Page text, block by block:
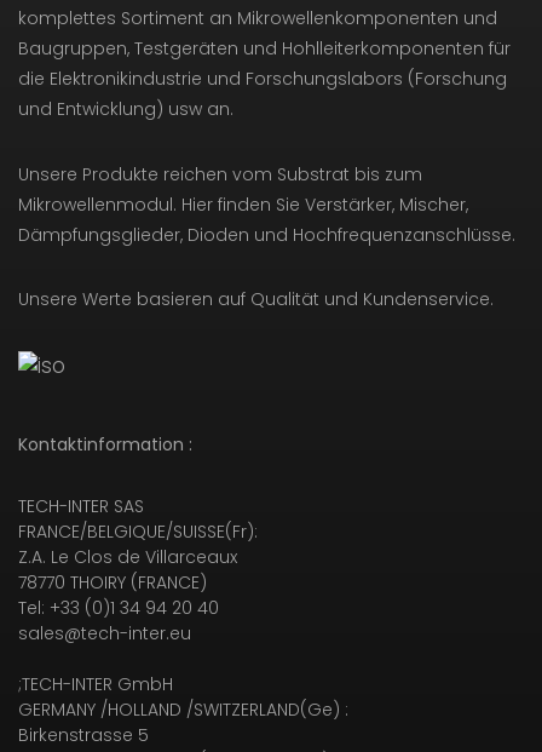
komplettes Sortiment an Mikrowellenkomponenten und
Baugruppen, Testgeräten und Hohlleiterkomponenten für
die Elektronikindustrie und Forschungslabors (Forschung
und Entwicklung) usw an.
Unsere Produkte reichen vom Substrat bis zum
Mikrowellenmodul. Hier finden Sie Verstärker, Mischer,
Dämpfungsglieder, Dioden und Hochfrequenzanschlüsse.
Unsere Werte basieren auf Qualität und Kundenservice.
Kontaktinformation :
TECH-INTER SAS
FRANCE/BELGIQUE/SUISSE(Fr):
Z.A. Le Clos de Villarceaux
78770 THOIRY (FRANCE)
Tel: +33 (0)1 34 94 20 40
sales@tech-inter.eu
;TECH-INTER GmbH
GERMANY /HOLLAND /SWITZERLAND(Ge) :
Birkenstrasse 5